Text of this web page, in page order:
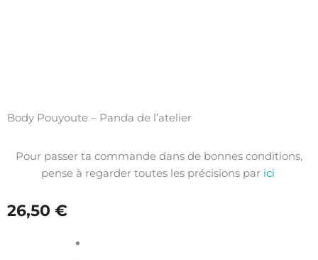
Body Pouyoute – Panda de l’atelier
Pour passer ta commande dans de bonnes conditions,
pense à regarder toutes les précisions par ici
26,50 €
quantité